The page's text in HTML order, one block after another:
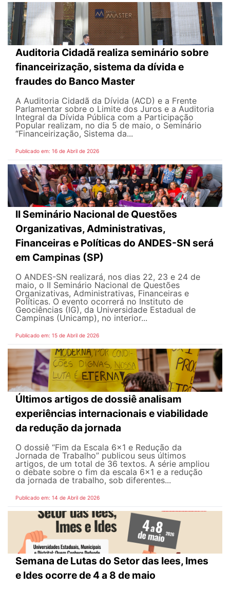
Auditoria Cidadã realiza seminário sobre
financeirização, sistema da dívida e
fraudes do Banco Master
A Auditoria Cidadã da Dívida (ACD) e a Frente
Parlamentar sobre o Limite dos Juros e a Auditoria
Integral da Dívida Pública com a Participação
Popular realizam, no dia 5 de maio, o Seminário
“Financeirização, Sistema da...
Publicado em: 16 de Abril de 2026
II Seminário Nacional de Questões
Organizativas, Administrativas,
Financeiras e Políticas do ANDES-SN será
em Campinas (SP)
O ANDES-SN realizará, nos dias 22, 23 e 24 de
maio, o II Seminário Nacional de Questões
Organizativas, Administrativas, Financeiras e
Políticas. O evento ocorrerá no Instituto de
Geociências (IG), da Universidade Estadual de
Campinas (Unicamp), no interior...
Publicado em: 15 de Abril de 2026
Últimos artigos de dossiê analisam
experiências internacionais e viabilidade
da redução da jornada
O dossiê “Fim da Escala 6×1 e Redução da
Jornada de Trabalho” publicou seus últimos
artigos, de um total de 36 textos. A série ampliou
o debate sobre o fim da escala 6x1 e a redução
da jornada de trabalho, sob diferentes...
Publicado em: 14 de Abril de 2026
Semana de Lutas do Setor das Iees, Imes
e Ides ocorre de 4 a 8 de maio